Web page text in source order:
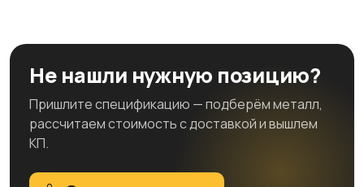
Не нашли нужную позицию?
Пришлите спецификацию — подберём металл,
рассчитаем стоимость с доставкой и вышлем
КП.